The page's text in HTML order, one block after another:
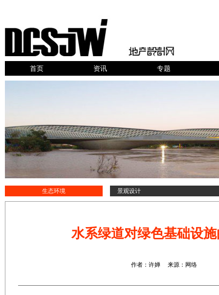
首页 资讯 专题
景观设计
生态环境
水系绿道对绿色基础设
作者：许婵 来源：网络